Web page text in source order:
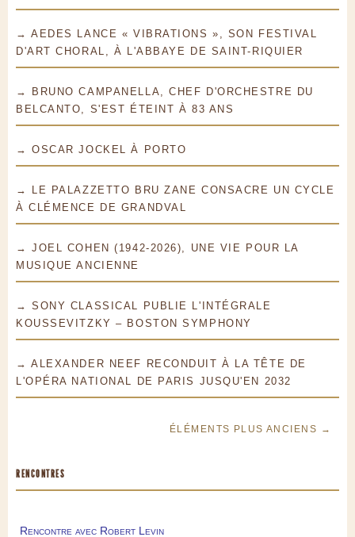
→ AEDES LANCE « VIBRATIONS », SON FESTIVAL
D'ART CHORAL, À L'ABBAYE DE SAINT-RIQUIER
→ BRUNO CAMPANELLA, CHEF D'ORCHESTRE DU
BELCANTO, S'EST ÉTEINT À 83 ANS
→ OSCAR JOCKEL À PORTO
→ LE PALAZZETTO BRU ZANE CONSACRE UN CYCLE
À CLÉMENCE DE GRANDVAL
→ JOEL COHEN (1942-2026), UNE VIE POUR LA
MUSIQUE ANCIENNE
→ SONY CLASSICAL PUBLIE L'INTÉGRALE
KOUSSEVITZKY – BOSTON SYMPHONY
→ ALEXANDER NEEF RECONDUIT À LA TÊTE DE
L'OPÉRA NATIONAL DE PARIS JUSQU'EN 2032
ÉLÉMENTS PLUS ANCIENS →
RENCONTRES
Rencontre avec Robert Levin